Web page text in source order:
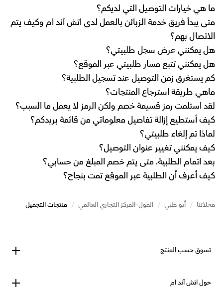
ما هي خيارات التوصيل التي لديكم؟
متى يبدأ فريق خدمة الزبائن بالعمل لدى اتش آند ام وكيف يتم
الاتصال بهم؟
هل يمكنني عرض سجل طلبيتي؟
هل يمكنني تتبع مسار طلبيتي عبر الموقع؟
كم يستغرق زمن التوصيل عند تسجيل الطلبية؟
ماهي طريقة استرجاع المنتجات؟
لقد استلمت رمز قسيمة خصم ولكن الرمز لا يعمل ما السبب؟
كيف أستطيع إزالة تفاصيل معلوماتي من قائمة بريدكم؟
لماذا تم إلغاء طلبيتي؟
كيف يمكنني تغيير عنوان التوصيل؟
بعد اتمام الطلبية، متى يتم خصم المبلغ من حسابي؟
كيف أعرف أن الطلبية عبر الموقع تمت بنجاح؟
محلاتنا / أبو ظبي / المول-المركز التجاري العالمي / منتجات التجميل
تسوق حسب المنتج
حول اتش آند ام